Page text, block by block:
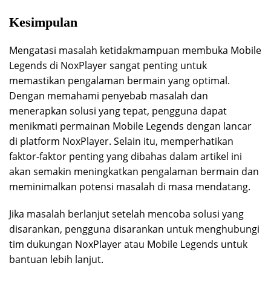
Kesimpulan
Mengatasi masalah ketidakmampuan membuka Mobile
Legends di NoxPlayer sangat penting untuk
memastikan pengalaman bermain yang optimal.
Dengan memahami penyebab masalah dan
menerapkan solusi yang tepat, pengguna dapat
menikmati permainan Mobile Legends dengan lancar
di platform NoxPlayer. Selain itu, memperhatikan
faktor-faktor penting yang dibahas dalam artikel ini
akan semakin meningkatkan pengalaman bermain dan
meminimalkan potensi masalah di masa mendatang.
Jika masalah berlanjut setelah mencoba solusi yang
disarankan, pengguna disarankan untuk menghubungi
tim dukungan NoxPlayer atau Mobile Legends untuk
bantuan lebih lanjut.